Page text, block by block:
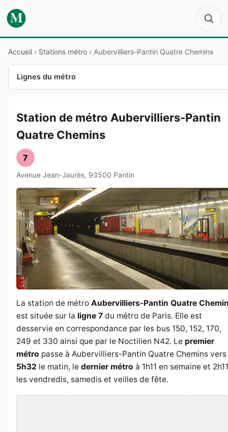
M
Accueil › Stations métro › Aubervilliers-Pantin Quatre Chemins
Lignes du métro
Station de métro Aubervilliers-Pantin
Quatre Chemins
7
Avenue Jean-Jaurès, 93500 Pantin
La station de métro Aubervilliers-Pantin Quatre
est située sur la ligne 7 du métro de Paris. Elle est
desservie en correspondance par les bus 150, 152, 170,
249 et 330 ainsi que par le Noctilien N42. Le premier
métro passe à Aubervilliers-Pantin Quatre Chemins vers
5h32 le matin, le dernier métro à 1h11 en semaine et 2h11
les vendredis, samedis et veilles de fête.